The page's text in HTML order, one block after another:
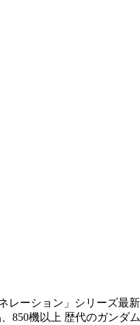
レーション」シリーズ
850機以上 歴代のガンダ